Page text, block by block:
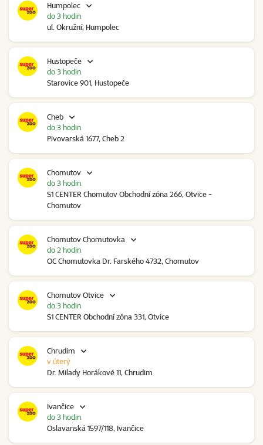
Humpolec
ul. Okružní, Humpolec
do 3 hodin
Hustopeče
Starovice 901, Hustopeče
do 3 hodin
Cheb
Pivovarská 1677, Cheb 2
do 3 hodin
Chomutov
S1 CENTER Chomutov Obchodní zóna 266, Otvice -
Chomutov
do 3 hodin
Chomutov Chomutovka
OC Chomutovka Dr. Farského 4732, Chomutov
do 2 hodin
Chomutov Otvice
S1 CENTER Obchodní zóna 331, Otvice
do 3 hodin
Chrudim
Dr. Milady Horákové 11, Chrudim
v úterý
Ivančice
Oslavanská 1597/118, Ivančice
do 3 hodin